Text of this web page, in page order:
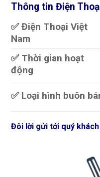
Thông tin Điện
✅ Điện Thoại Việt
Nam
✅ Thời gian hoạt
động
✅ Loại hình buôn
Đôi lời gửi tới quý